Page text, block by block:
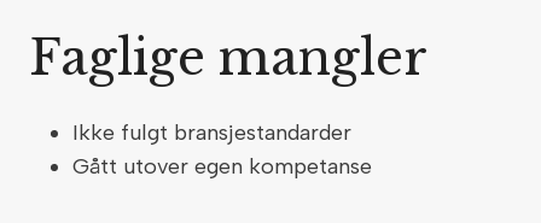
Faglige mangler
Ikke fulgt bransjestandarder
Gått utover egen kompetanse